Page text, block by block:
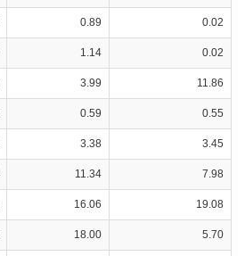
0.89 0.02
1.14 0.02
3.99 11.86
0.59 0.55
3.38 3.45
11.34 7.98
16.06 19.08
18.00 5.70